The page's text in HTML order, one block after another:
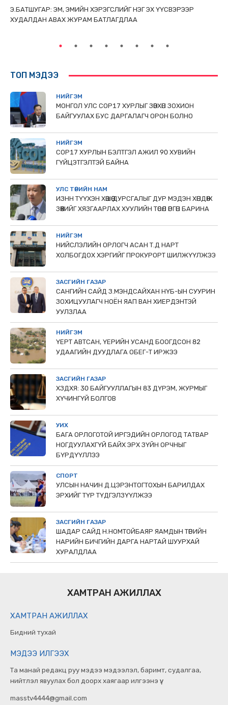
Э.БАТШУГАР: ЭМ, ЭМИЙН ХЭРЭГСЛИЙГ НЭГ ЭХ ҮҮСВЭРЭЭР
ХУДАЛДАН АВАХ ЖУРАМ БАТЛАГДЛАА
ТОП МЭДЭЭ
НИЙГЭМ
МОНГОЛ УЛС СОР17 ХУРЛЫГ ЗӨВХӨН ЗОХИОН
БАЙГУУЛАХ БУС ДАРГАЛАГЧ ОРОН БОЛНО
НИЙГЭМ
COP17 ХУРЛЫН БЭЛТГЭЛ АЖИЛ 90 ХУВИЙН
ГҮЙЦЭТГЭЛТЭЙ БАЙНА
УЛС ТӨРИЙН НАМ
ИЗНН ТҮҮХЭН ХӨШӨӨ ДУРСГАЛЫГ ДУР МЭДЭН ХӨНДӨЖ
ЗӨӨХИЙГ ХЯЗГААРЛАХ ХУУЛИЙН ТӨСӨЛ ӨРГӨН БАРИНА
НИЙГЭМ
НИЙСЛЭЛИЙН ОРЛОГЧ АСАН Т.Д НАРТ
ХОЛБОГДОХ ХЭРГИЙГ ПРОКУРОРТ ШИЛЖҮҮЛЖЭЭ
ЗАСГИЙН ГАЗАР
САНГИЙН САЙД З.МЭНДСАЙХАН НҮБ-ЫН СУУРИН
ЗОХИЦУУЛАГЧ НОЁН ЯАП ВАН ХИЕРДЭНТЭЙ
УУЛЗЛАА
НИЙГЭМ
ҮЕРТ АВТСАН, ҮЕРИЙН УСАНД БООГДСОН 82
УДААГИЙН ДУУДЛАГА ОБЕГ-Т ИРЖЭЭ
ЗАСГИЙН ГАЗАР
ХЗДХЯ: 30 БАЙГУУЛЛАГЫН 83 ДҮРЭМ, ЖУРМЫГ
ХҮЧИНГҮЙ БОЛГОВ
УИХ
БАГА ОРЛОГОТОЙ ИРГЭДИЙН ОРЛОГОД ТАТВАР
НОГДУУЛАХГҮЙ БАЙХ ЭРХ ЗҮЙН ОРЧНЫГ
БҮРДҮҮЛЛЭЭ
СПОРТ
УЛСЫН НАЧИН Д.ЦЭРЭНТОГТОХЫН БАРИЛДАХ
ЭРХИЙГ ТҮР ТҮДГЭЛЗҮҮЛЖЭЭ
ЗАСГИЙН ГАЗАР
ШАДАР САЙД Н.НОМТОЙБАЯР ЯАМДЫН ТӨРИЙН
НАРИЙН БИЧГИЙН ДАРГА НАРТАЙ ШУУРХАЙ
ХУРАЛДЛАА
ХАМТРАН АЖИЛЛАХ
ХАМТРАН АЖИЛЛАХ
Бидний тухай
МЭДЭЭ ИЛГЭЭХ
Та манай редакц руу мэдээ мэдээлэл, баримт, судалгаа,
нийтлэл явуулах бол доорх хаягаар илгээнэ үү.
masstv4444@gmail.com